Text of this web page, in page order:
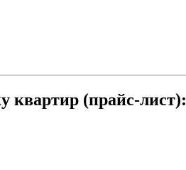
квартир (прайс-лист):